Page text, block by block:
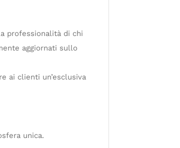
professionalità di chi
aggiornati sullo
ai clienti un’esclusiva
unica.